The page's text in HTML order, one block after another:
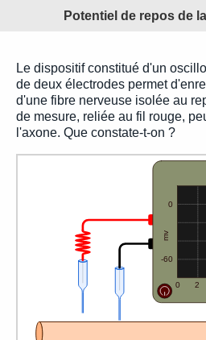
Potentiel de repos de
Le dispositif constitué d'un
de deux électrodes permet
d'une fibre nerveuse isolée au
de mesure, reliée au fil rouge,
l'axone. Que constate-t-on ?
0 2
mv
-60
0